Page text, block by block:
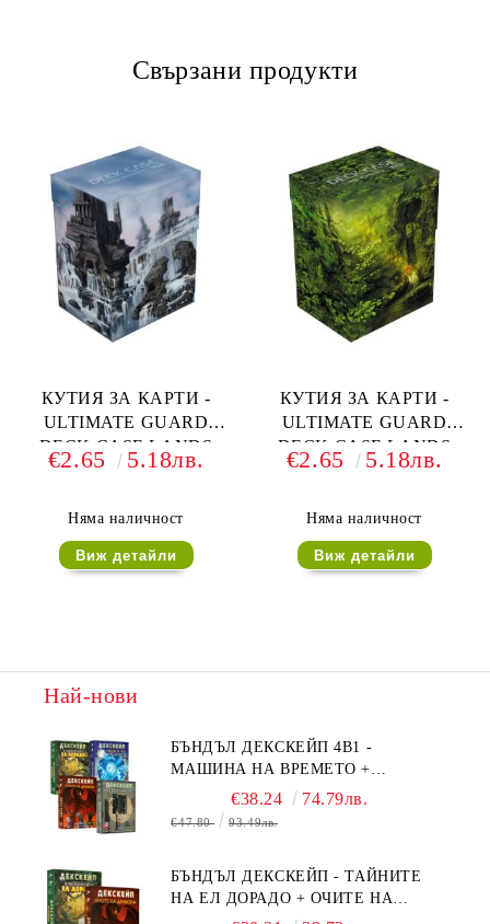
Свързани продукти
КУТИЯ ЗА КАРТИ -
ULTIMATE GUARD
DECK CASE LANDS
EDITION II (за LCG, TCG
€2.65 5.18лв.
Няма наличност
Виж детайли
КУТИЯ ЗА КАРТИ -
ULTIMATE GUARD
DECK CASE LANDS
EDITION II (за LCG, TCG
€2.65 5.18лв.
Няма наличност
Виж детайли
Най-нови
БЪНДЪЛ ДЕКСКЕЙП 4В1 -
МАШИНА НА ВРЕМЕТО +
БЯГСТВО ОТ АЛКАТРАЗ +
ТАЙНИТЕ НА ЕЛ ДОРАДО +
€38.24 74.79лв.
€47.80 93.49лв.
БЪНДЪЛ ДЕКСКЕЙП - ТАЙНИТЕ
НА ЕЛ ДОРАДО + ОЧИТЕ НА
ДРАКОНА